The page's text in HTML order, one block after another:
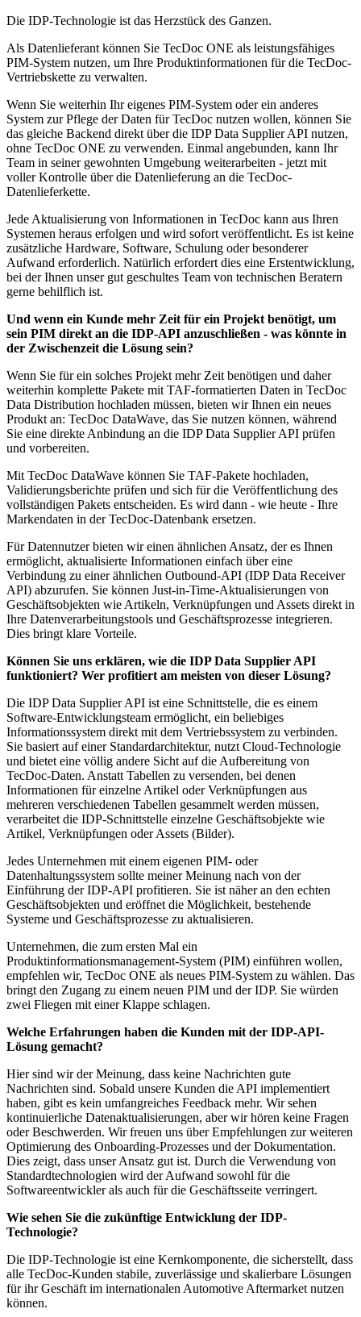
Die IDP-Technologie ist das Herzstück des Ganzen.
Als Datenlieferant können Sie TecDoc ONE als leistungsfähiges
PIM-System nutzen, um Ihre Produktinformationen für die TecDoc-
Vertriebskette zu verwalten.
Wenn Sie weiterhin Ihr eigenes PIM-System oder ein anderes
System zur Pflege der Daten für TecDoc nutzen wollen, können Sie
das gleiche Backend direkt über die IDP Data Supplier API nutzen,
ohne TecDoc ONE zu verwenden. Einmal angebunden, kann Ihr
Team in seiner gewohnten Umgebung weiterarbeiten - jetzt mit
voller Kontrolle über die Datenlieferung an die TecDoc-
Datenlieferkette.
Jede Aktualisierung von Informationen in TecDoc kann aus Ihren
Systemen heraus erfolgen und wird sofort veröffentlicht. Es ist keine
zusätzliche Hardware, Software, Schulung oder besonderer
Aufwand erforderlich. Natürlich erfordert dies eine Erstentwicklung,
bei der Ihnen unser gut geschultes Team von technischen Beratern
gerne behilflich ist.
Und wenn ein Kunde mehr Zeit für ein Projekt benötigt, um
sein PIM direkt an die IDP-API anzuschließen - was könnte in
der Zwischenzeit die Lösung sein?
Wenn Sie für ein solches Projekt mehr Zeit benötigen und daher
weiterhin komplette Pakete mit TAF-formatierten Daten in TecDoc
Data Distribution hochladen müssen, bieten wir Ihnen ein neues
Produkt an: TecDoc DataWave, das Sie nutzen können, während
Sie eine direkte Anbindung an die IDP Data Supplier API prüfen
und vorbereiten.
Mit TecDoc DataWave können Sie TAF-Pakete hochladen,
Validierungsberichte prüfen und sich für die Veröffentlichung des
vollständigen Pakets entscheiden. Es wird dann - wie heute - Ihre
Markendaten in der TecDoc-Datenbank ersetzen.
Für Datennutzer bieten wir einen ähnlichen Ansatz, der es Ihnen
ermöglicht, aktualisierte Informationen einfach über eine
Verbindung zu einer ähnlichen Outbound-API (IDP Data Receiver
API) abzurufen. Sie können Just-in-Time-Aktualisierungen von
Geschäftsobjekten wie Artikeln, Verknüpfungen und Assets direkt in
Ihre Datenverarbeitungstools und Geschäftsprozesse integrieren.
Dies bringt klare Vorteile.
Können Sie uns erklären, wie die IDP Data Supplier API
funktioniert? Wer profitiert am meisten von dieser Lösung?
Die IDP Data Supplier API ist eine Schnittstelle, die es einem
Software-Entwicklungsteam ermöglicht, ein beliebiges
Informationssystem direkt mit dem Vertriebssystem zu verbinden.
Sie basiert auf einer Standardarchitektur, nutzt Cloud-Technologie
und bietet eine völlig andere Sicht auf die Aufbereitung von
TecDoc-Daten. Anstatt Tabellen zu versenden, bei denen
Informationen für einzelne Artikel oder Verknüpfungen aus
mehreren verschiedenen Tabellen gesammelt werden müssen,
verarbeitet die IDP-Schnittstelle einzelne Geschäftsobjekte wie
Artikel, Verknüpfungen oder Assets (Bilder).
Jedes Unternehmen mit einem eigenen PIM- oder
Datenhaltungssystem sollte meiner Meinung nach von der
Einführung der IDP-API profitieren. Sie ist näher an den echten
Geschäftsobjekten und eröffnet die Möglichkeit, bestehende
Systeme und Geschäftsprozesse zu aktualisieren.
Unternehmen, die zum ersten Mal ein
Produktinformationsmanagement-System (PIM) einführen wollen,
empfehlen wir, TecDoc ONE als neues PIM-System zu wählen. Das
bringt den Zugang zu einem neuen PIM und der IDP. Sie würden
zwei Fliegen mit einer Klappe schlagen.
Welche Erfahrungen haben die Kunden mit der IDP-API-
Lösung gemacht?
Hier sind wir der Meinung, dass keine Nachrichten gute
Nachrichten sind. Sobald unsere Kunden die API implementiert
haben, gibt es kein umfangreiches Feedback mehr. Wir sehen
kontinuierliche Datenaktualisierungen, aber wir hören keine Fragen
oder Beschwerden. Wir freuen uns über Empfehlungen zur weiteren
Optimierung des Onboarding-Prozesses und der Dokumentation.
Dies zeigt, dass unser Ansatz gut ist. Durch die Verwendung von
Standardtechnologien wird der Aufwand sowohl für die
Softwareentwickler als auch für die Geschäftsseite verringert.
Wie sehen Sie die zukünftige Entwicklung der IDP-
Technologie?
Die IDP-Technologie ist eine Kernkomponente, die sicherstellt, dass
alle TecDoc-Kunden stabile, zuverlässige und skalierbare Lösungen
für ihr Geschäft im internationalen Automotive Aftermarket nutzen
können.